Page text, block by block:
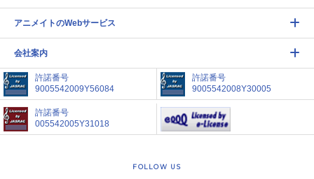
アニメイトのWebサービス
会社案内
許諾番号
9005542009Y56084
許諾番号
9005542008Y30005
許諾番号
005542005Y31018
FOLLOW US